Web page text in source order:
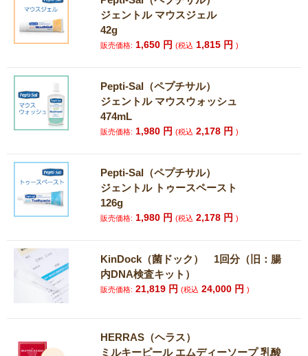
ジェントル マウスジェル
42g
販売価格: 1,650 円(税込 1,815 円)
Pepti-Sal（ペプチサル）
ジェントル マウスウォッシュ
474mL
販売価格: 1,980 円(税込 2,178 円)
Pepti-Sal（ペプチサル）
ジェントル トゥースペースト
126g
販売価格: 1,980 円(税込 2,178 円)
KinDock（菌ドック） 1回分（旧：腸
内DNA検査キット）
販売価格: 21,819 円(税込 24,000 円)
HERRAS（ヘラス）
ミルキーピール エムディーソープ 乳酸